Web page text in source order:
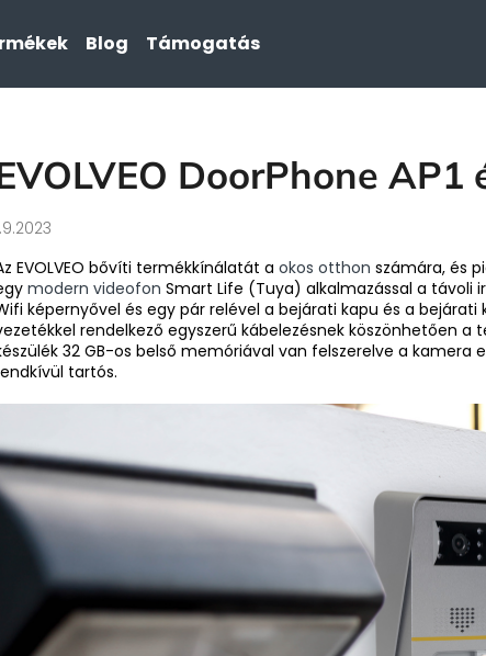
Blog Támogatás
DoorPhone AP1
EVOLVEO bővíti termékkínálatát a okos otthon számára, és
modern videofon Smart Life (Tuya) alkalmazással a távoli
képernyővel és egy pár relével a bejárati kapu és a
rendelkező egyszerű kábelezésnek köszönhetően a
32 GB-os belső memóriával van felszerelve a kamera
tartós.